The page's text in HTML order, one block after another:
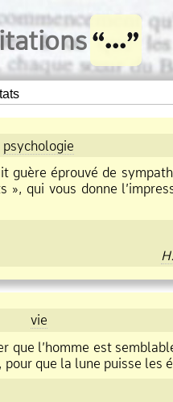
psychologie
guère éprouvé de
qui vous donne
vie
l’homme est
que la lune puisse les